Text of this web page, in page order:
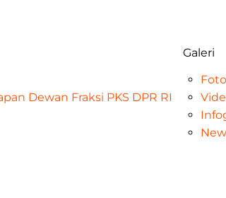
Dewan Fraksi PKS DPR RI
Galeri
Foto